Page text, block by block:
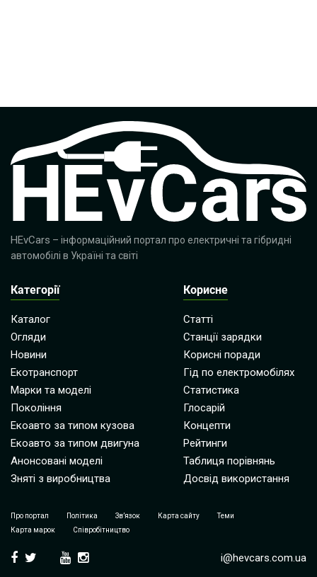
HEvCars – інформаційний портал про електричні та гібридні
автомобілі в Україні та світі
Категорії
Каталог
Огляди
Новини
Екотранспорт
Марки та моделі
Покоління
Екоавто за типом кузова
Екоавто за типом двигуна
Анонсовані моделі
Зняті з виробництва
Корисне
Статті
Станції зарядки
Корисні поради
Гід по електромобілях
Статистика
Глосарій
Концепти
Рейтинги
Таблиця порівнянь
Досвід використання
Про портал Політика Зв’язок Карта сайту
Теми
Карта марок
Співробітництво
i@hevcars.com.ua